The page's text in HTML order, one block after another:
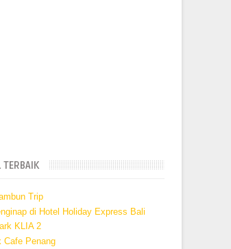
TERBAIK
Trip
di Hotel Holiday Express Bali
KLIA 2
Cafe Penang